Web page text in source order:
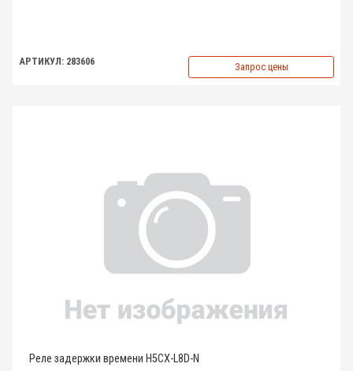
АРТИКУЛ: 283606 Запрос цены
Реле задержки времени H5CX-L8D-N